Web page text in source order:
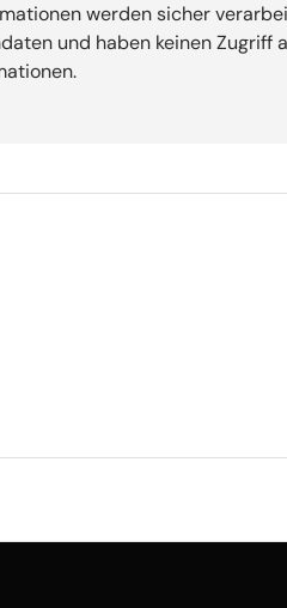
werden sicher
und haben keinen Zugriff